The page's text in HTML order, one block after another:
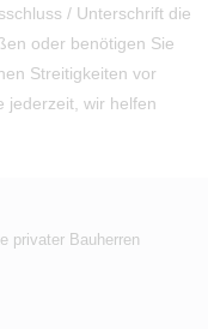
/ Unterschrift die
oder benötigen Sie
Streitigkeiten vor
jederzeit, wir helfen
privater Bauherren